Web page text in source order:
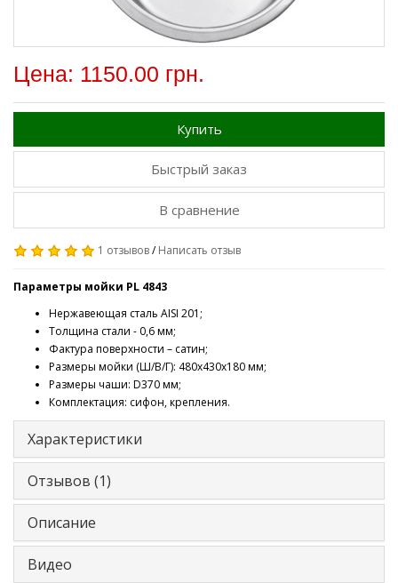
Цена: 1150.00 грн.
Купить
Быстрый заказ
В сравнение
1 отзывов/Написать отзыв
Параметры мойки PL 4843
Нержавеющая сталь AISI 201;
Толщина стали - 0,6 мм;
Фактура поверхности – сатин;
Размеры мойки (Ш/В/Г): 480х430x180 мм;
Размеры чаши: D370 мм;
Комплектация: сифон, крепления.
Характеристики
Отзывов (1)
Описание
Видео